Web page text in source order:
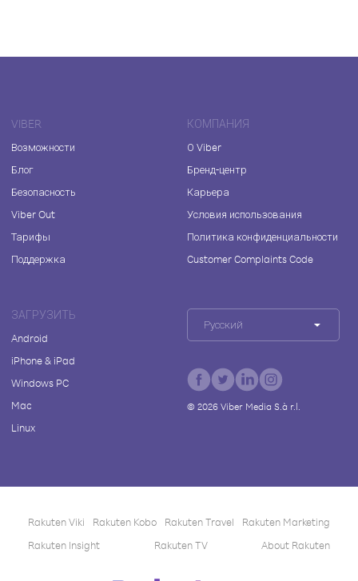
VIBER
Возможности
Блог
Безопасность
Viber Out
Тарифы
Поддержка
КОМПАНИЯ
О Viber
Бренд-центр
Карьера
Условия использования
Политика конфиденциальности
Customer Complaints Code
ЗАГРУЗИТЬ
Android
iPhone & iPad
Windows PC
Mac
Linux
Русский
© 2026Viber Media S.à r.l.
Rakuten Viki Rakuten Kobo Rakuten Travel
Rakuten Marketing
Rakuten Insight
Rakuten TV About Rakuten